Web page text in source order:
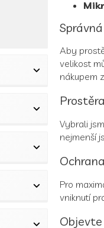
Aby
velikost
nákupem
Vybrali
nejmenší
Pro
vniknutí